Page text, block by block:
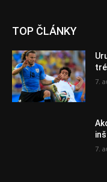
TOP ČLÁNKY
7.
7.